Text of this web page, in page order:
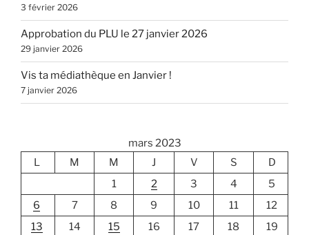
3 février 2026
Approbation du PLU le 27 janvier 2026
29 janvier 2026
Vis ta médiathèque en Janvier !
7 janvier 2026
mars 2023
L
M M J V S
D
1
2 3 4
5
6
7 8 9 10 11
12
13
14 15 16 17 18
19